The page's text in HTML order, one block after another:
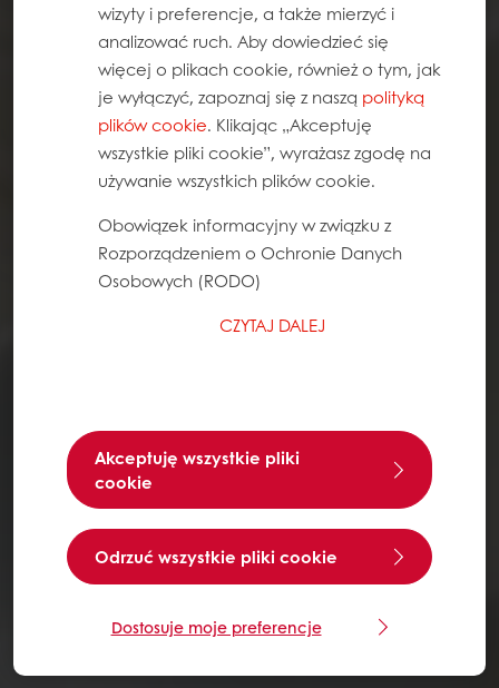
wizyty i preferencje, a także mierzyć i
analizować ruch. Aby dowiedzieć się
więcej o plikach cookie, również o tym, jak
je wyłączyć, zapoznaj się z naszą polityką
plików cookie. Klikając „Akceptuję
wszystkie pliki cookie”, wyrażasz zgodę na
używanie wszystkich plików cookie.
Obowiązek informacyjny w związku z
Rozporządzeniem o Ochronie Danych
Osobowych (RODO)
CZYTAJ DALEJ
Akceptuję wszystkie pliki
cookie
Odrzuć wszystkie pliki cookie
Dostosuje moje preferencje